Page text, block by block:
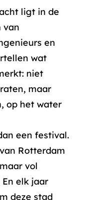
ligt in de
van
en
wat
niet
maar
op het water
een festival.
Rotterdam
vol
elk jaar
deze stad